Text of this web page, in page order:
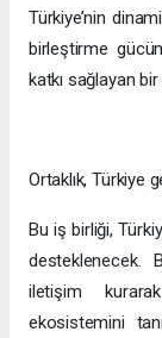
Türkiye’nin
birleştirme
katkı sağlayan
Ortaklık, Türkiye
Bu iş birliği,
desteklenecek.
iletişim
ekosistemini